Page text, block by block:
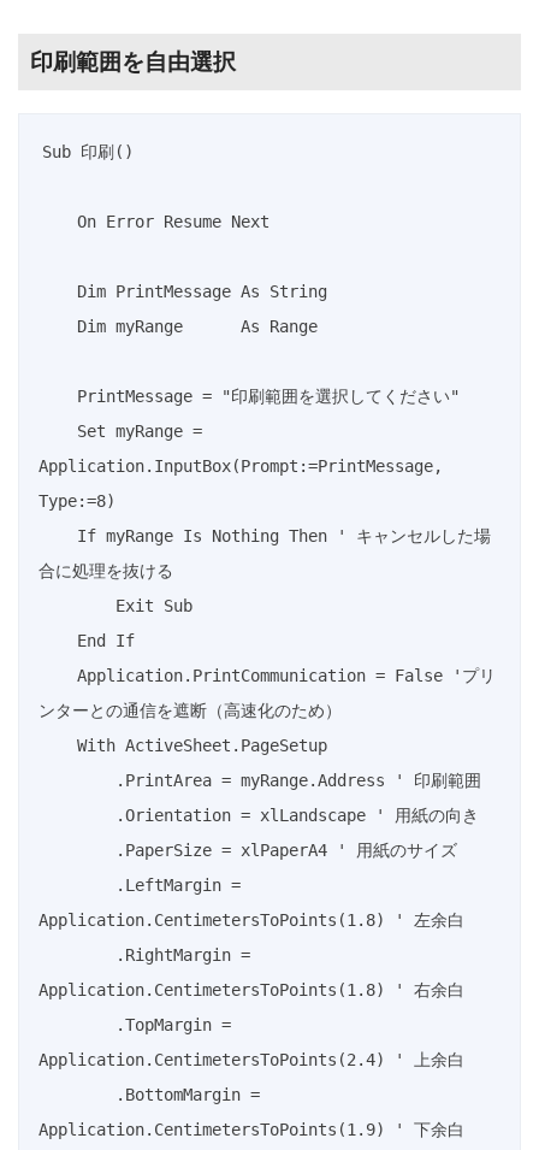
印刷範囲を自由選択
Sub 印刷()
Application.InputBox(Prompt:=PrintMessage,
Type:=8)
合に処理を抜ける
ンターとの通信を遮断（高速化のため）
Application.CentimetersToPoints(1.8) ' 左余白
Application.CentimetersToPoints(1.8) ' 右余白
Application.CentimetersToPoints(2.4) ' 上余白
Application.CentimetersToPoints(1.9) ' 下余白